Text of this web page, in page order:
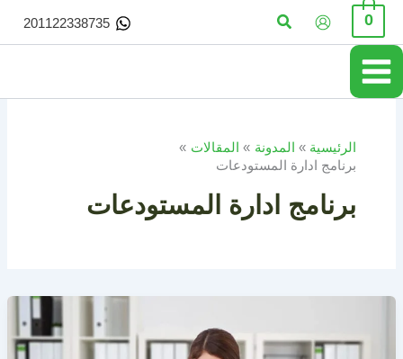
تخطي
المحتوى
0 البحث 201122338735
الرئيسية المدونة
المقالات
برنامج ادارة المستودعات
برنامج ادارة المستودعات